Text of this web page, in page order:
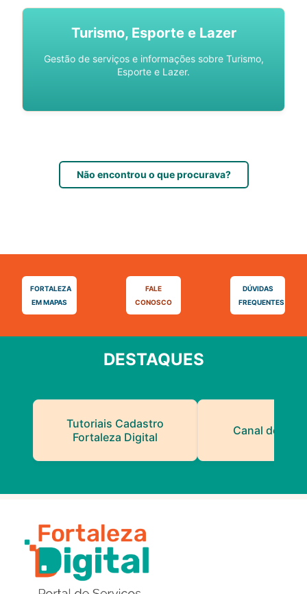
Turismo, Esporte e Lazer
Gestão de serviços e informações sobre Turismo,
Esporte e Lazer.
Não encontrou o que procurava?
FORTALEZA
EM MAPAS
FALE
CONOSCO
DÚVIDAS
FREQUENTES
DESTAQUES
Tutoriais Cadastro
Fortaleza Digital
Canal do